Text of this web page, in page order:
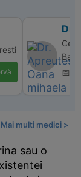
Dr.
📅
Mai multi medici >
sau o